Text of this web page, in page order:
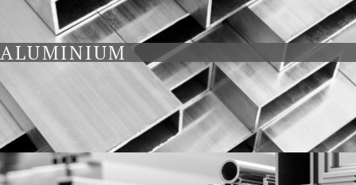
ALUMINIUM